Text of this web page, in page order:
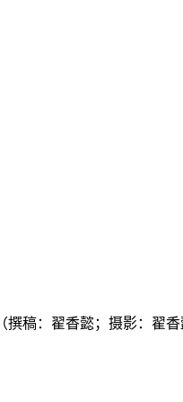
（撰稿：翟香懿；摄影：翟